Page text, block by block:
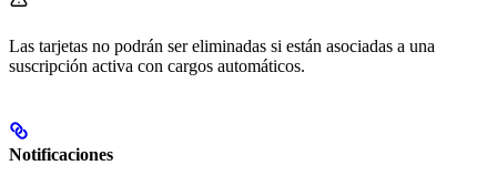
Las tarjetas no podrán ser eliminadas si están asociadas a una
suscripción activa con cargos automáticos.
Notificaciones